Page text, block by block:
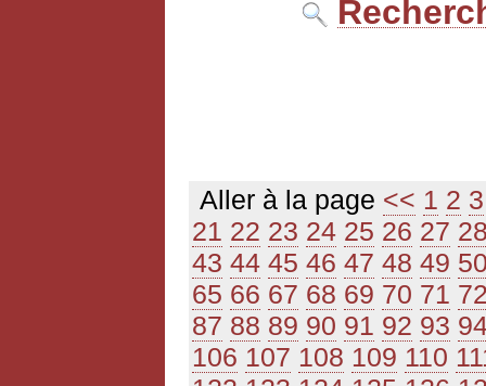
Aller à la page << 1 2 3
21 22 23 24 25 26 27
43 44 45 46 47 48 49
65 66 67 68 69 70 71
87 88 89 90 91 92 93
106 107 108 109 110